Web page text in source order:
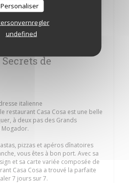
Personaliser
undefined
Secrets de
italienne
restaurant Casa Cosa est une belle
à deux pas des Grands
Mogador.
pizzas et apéros dînatoires
vous êtes à bon port. Avec sa
et sa carte variée composée de
Casa Cosa a trouvé la parfaite
7 jours sur 7.